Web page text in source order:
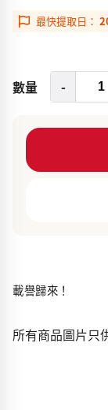
最快提取日：
數量 -
載譽歸來！
所有商品圖片只